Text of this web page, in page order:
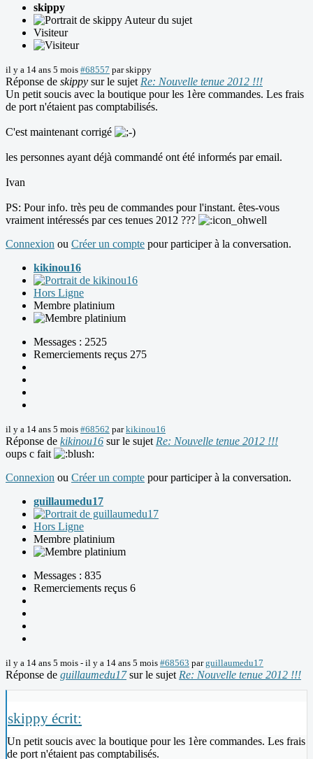
skippy
Auteur du sujet
Visiteur
il y a 14 ans 5 mois #68557 parskippy
Réponse de skippy sur le sujet Re: Nouvelle tenue 2012 !!!
Un petit soucis avec la boutique pour les 1ère commandes. Les frais
de port n'étaient pas comptabilisés.
C'est maintenant corrigé
les personnes ayant déjà commandé ont été informés par email.
Ivan
PS: Pour info. très peu de commandes pour l'instant. êtes-vous
vraiment intéressés par ces tenues 2012 ???
Connexion ou Créer un compte pour participer à la conversation.
kikinou16
Hors Ligne
Membre platinium
Messages : 2525
Remerciements reçus 275
il y a 14 ans 5 mois #68562 parkikinou16
Réponse de kikinou16 sur le sujet Re: Nouvelle tenue 2012 !!!
oups c fait
Connexion ou Créer un compte pour participer à la conversation.
guillaumedu17
Hors Ligne
Membre platinium
Messages : 835
Remerciements reçus 6
il y a 14 ans 5 mois - il y a 14 ans 5 mois #68563 parguillaumedu17
Réponse de guillaumedu17sur le sujet Re: Nouvelle tenue 2012 !!!
skippy écrit:
Un petit soucis avec la boutique pour les 1ère commandes. Les frais
de port n'étaient pas comptabilisés.